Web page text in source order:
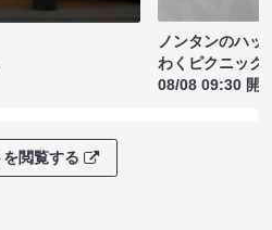
ノンタンのハッ
わくピクニック
08/08 09:30 開
閲覧する